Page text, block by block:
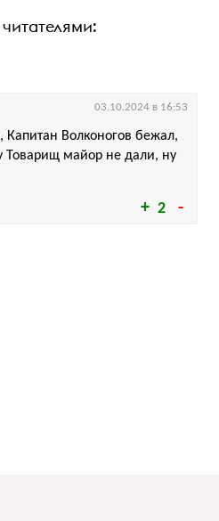
2
Волконогов бежал,
Товарищ майор не дали, ну
03.10.2024 в 16:53